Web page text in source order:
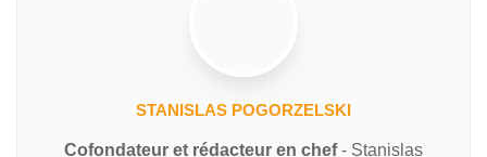
STANISLAS POGORZELSKI
Cofondateur et rédacteur en chef- Stanislas